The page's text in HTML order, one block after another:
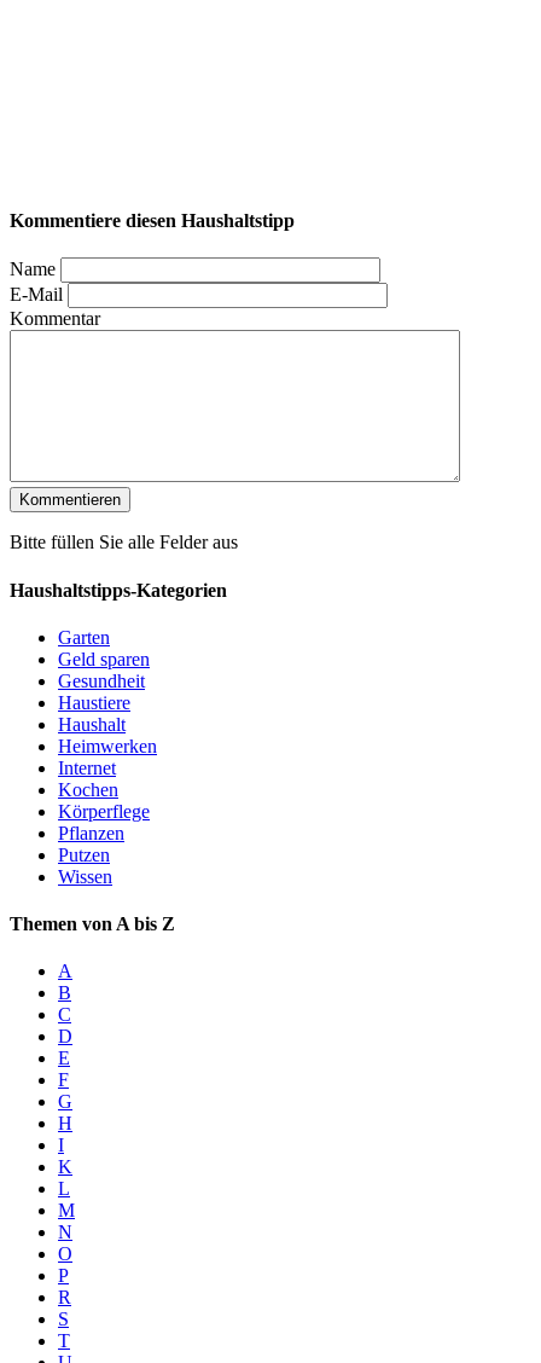
Kommentiere diesen Haushaltstipp
Name
E-Mail
Kommentar
Bitte füllen Sie alle Felder aus
Haushaltstipps-Kategorien
Garten
Geld sparen
Gesundheit
Haustiere
Haushalt
Heimwerken
Internet
Kochen
Körperflege
Pflanzen
Putzen
Wissen
Themen von A bis Z
A
B
C
D
E
F
G
H
I
K
L
M
N
O
P
R
S
T